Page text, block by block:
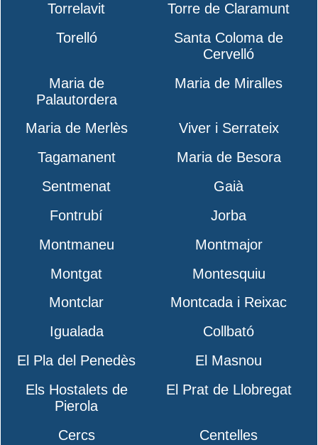
Torrelavit
Torre de Claramunt
Torelló
Santa Coloma de
Cervelló
Maria de
Palautordera
Maria de Miralles
Maria de Merlès
Viver i Serrateix
Tagamanent
Maria de Besora
Sentmenat
Gaià
Fontrubí
Jorba
Montmaneu
Montmajor
Montgat
Montesquiu
Montclar
Montcada i Reixac
Igualada
Collbató
El Pla del Penedès
El Masnou
Els Hostalets de
Pierola
El Prat de Llobregat
Cercs
Centelles